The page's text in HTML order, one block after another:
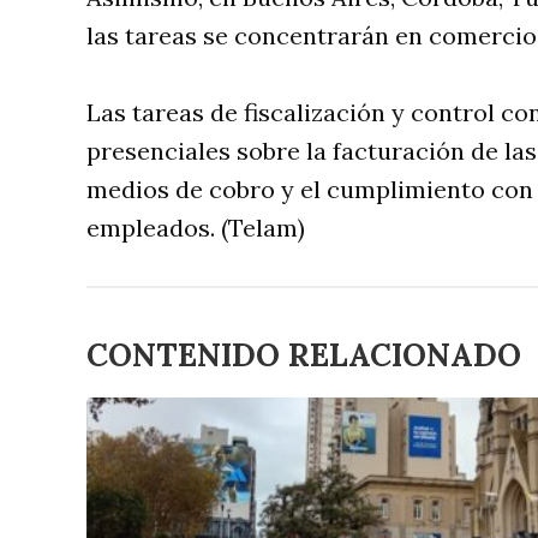
las tareas se concentrarán en
Las tareas de fiscalización y control
presenciales sobre la facturación de
medios de cobro y el cumplimiento
empleados. (Telam)
CONTENIDO RELACIONADO